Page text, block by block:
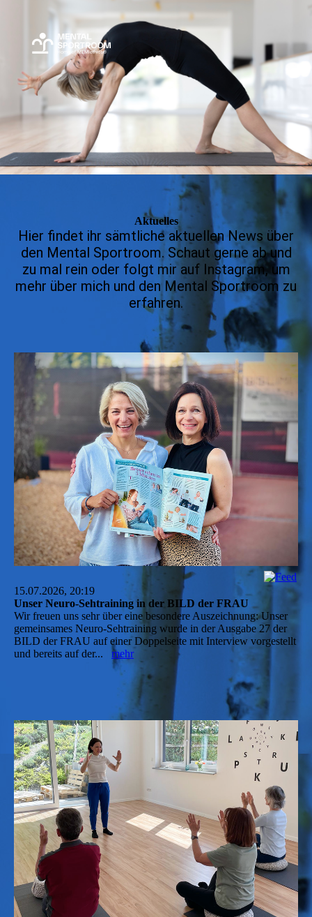
Aktuelles
Hier findet ihr sämtliche aktuellen News über
den Mental Sportroom. Schaut gerne ab und
zu mal rein oder folgt mir auf Instagram, um
mehr über mich und den Mental Sportroom zu
erfahren.
15.07.2026, 20:19
Unser Neuro-Sehtraining in der BILD der FRAU
Wir freuen uns sehr über eine besondere Auszeichnung: Unser
gemeinsames Neuro-Sehtraining wurde in der Ausgabe 27 der
BILD der FRAU auf einer Doppelseite mit Interview vorgestellt
und bereits auf der... mehr